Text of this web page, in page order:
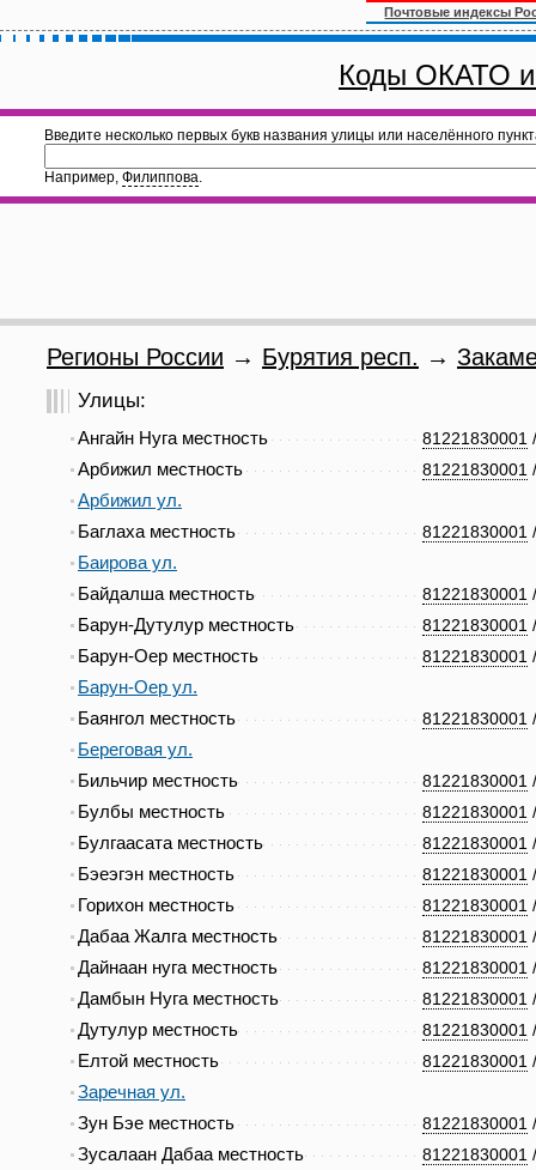
Почтовые индексы
Коды ОКАТО
Введите несколько первых букв названия улицы или населённого
Например, Филиппова.
Регионы России → Бурятия респ. →
Улицы:
81221830001
Ангайн Нуга местность
81221830001
Арбижил местность
Арбижил ул.
81221830001
Баглаха местность
Баирова ул.
81221830001
Байдалша местность
81221830001
Барун-Дутулур местность
81221830001
Барун-Оер местность
Барун-Оер ул.
81221830001
Баянгол местность
Береговая ул.
81221830001
Бильчир местность
81221830001
Булбы местность
81221830001
Булгаасата местность
81221830001
Бэеэгэн местность
81221830001
Горихон местность
81221830001
Дабаа Жалга местность
81221830001
Дайнаан нуга местность
81221830001
Дамбын Нуга местность
81221830001
Дутулур местность
81221830001
Елтой местность
Заречная ул.
81221830001
Зун Бэе местность
81221830001
Зусалаан Дабаа местность